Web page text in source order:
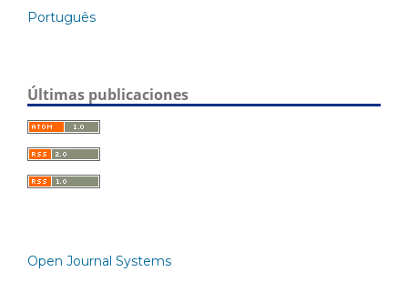
Português
Últimas publicaciones
Open Journal Systems